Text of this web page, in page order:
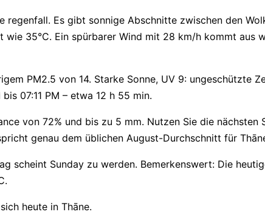
regenfall. Es gibt sonnige Abschnitte zwischen den
35°C. Ein spürbarer Wind mit 28 km/h kommt aus
PM2.5 von 14. Starke Sonne, UV 9: ungeschützte
07:11 PM – etwa 12 h 55 min.
von 72% und bis zu 5 mm. Nutzen Sie die
genau dem üblichen August-Durchschnitt für
scheint Sunday zu werden. Bemerkenswert: Die
heute in Thāne.